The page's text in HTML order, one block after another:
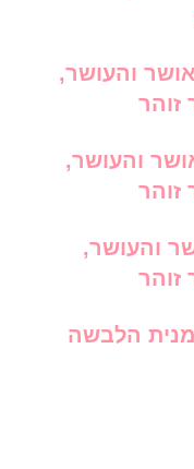
והעושר,
זוהר
והעושר,
זוהר
והעושר,
זוהר
הלבשה